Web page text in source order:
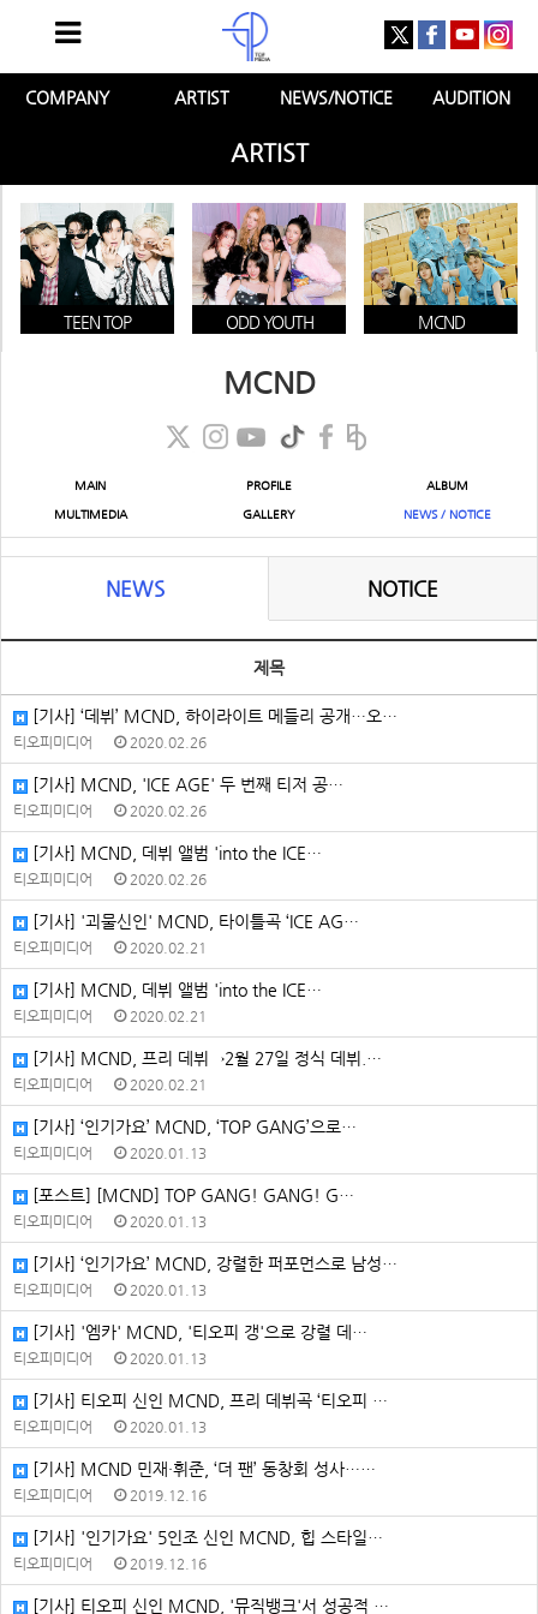
COMPANY ARTIST NEWS/NOTICE AUDITION
ARTIST
TEEN TOP ODD YOUTH MCND
MCND
MAIN PROFILE ALBUM
MULTIMEDIA GALLERY NEWS / NOTICE
NEWS NOTICE
제목
[기사] ‘데뷔’ MCND, 하이라이트 메들리 공개…오…
티오피미디어 2020.02.26
[기사] MCND, 'ICE AGE' 두 번째 티저 공…
티오피미디어 2020.02.26
[기사] MCND, 데뷔 앨범 'into the ICE…
티오피미디어 2020.02.26
[기사] '괴물신인' MCND, 타이틀곡 ‘ICE AG…
티오피미디어 2020.02.21
[기사] MCND, 데뷔 앨범 'into the ICE…
티오피미디어 2020.02.21
[기사] MCND, 프리 데뷔→2월 27일 정식 데뷔.…
티오피미디어 2020.02.21
[기사] ‘인기가요’ MCND, ‘TOP GANG’으로…
티오피미디어 2020.01.13
[포스트] [MCND] TOP GANG! GANG! G…
티오피미디어 2020.01.13
[기사] ‘인기가요’ MCND, 강렬한 퍼포먼스로 남성…
티오피미디어 2020.01.13
[기사] '엠카' MCND, '티오피 갱'으로 강렬 데…
티오피미디어 2020.01.13
[기사] 티오피 신인 MCND, 프리 데뷔곡 ‘티오피 …
티오피미디어 2020.01.13
[기사] MCND 민재·휘준, ‘더 팬’ 동창회 성사……
티오피미디어 2019.12.16
[기사] '인기가요' 5인조 신인 MCND, 힙 스타일…
티오피미디어 2019.12.16
[기사] 티오피 신인 MCND, '뮤직뱅크'서 성공적 …